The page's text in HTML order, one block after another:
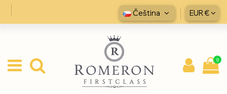
Čeština EUR €
0